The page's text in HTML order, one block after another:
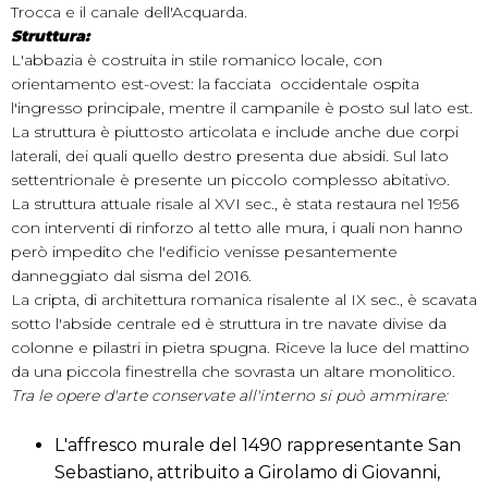
Trocca e il canale dell'Acquarda.
Struttura:
L'abbazia è costruita in stile romanico locale, con
orientamento est-ovest: la facciata occidentale ospita
l'ingresso principale, mentre il campanile è posto sul lato est.
La struttura è piuttosto articolata e include anche due corpi
laterali, dei quali quello destro presenta due absidi. Sul lato
settentrionale è presente un piccolo complesso abitativo.
La struttura attuale risale al XVI sec., è stata restaura nel 1956
con interventi di rinforzo al tetto alle mura, i quali non hanno
però impedito che l'edificio venisse pesantemente
danneggiato dal sisma del 2016.
La cripta, di architettura romanica risalente al IX sec., è scavata
sotto l'abside centrale ed è struttura in tre navate divise da
colonne e pilastri in pietra spugna. Riceve la luce del mattino
da una piccola finestrella che sovrasta un altare monolitico.
Tra le opere d'arte conservate all'interno si può ammirare:
L'affresco murale del 1490 rappresentante San
Sebastiano, attribuito a Girolamo di Giovanni,